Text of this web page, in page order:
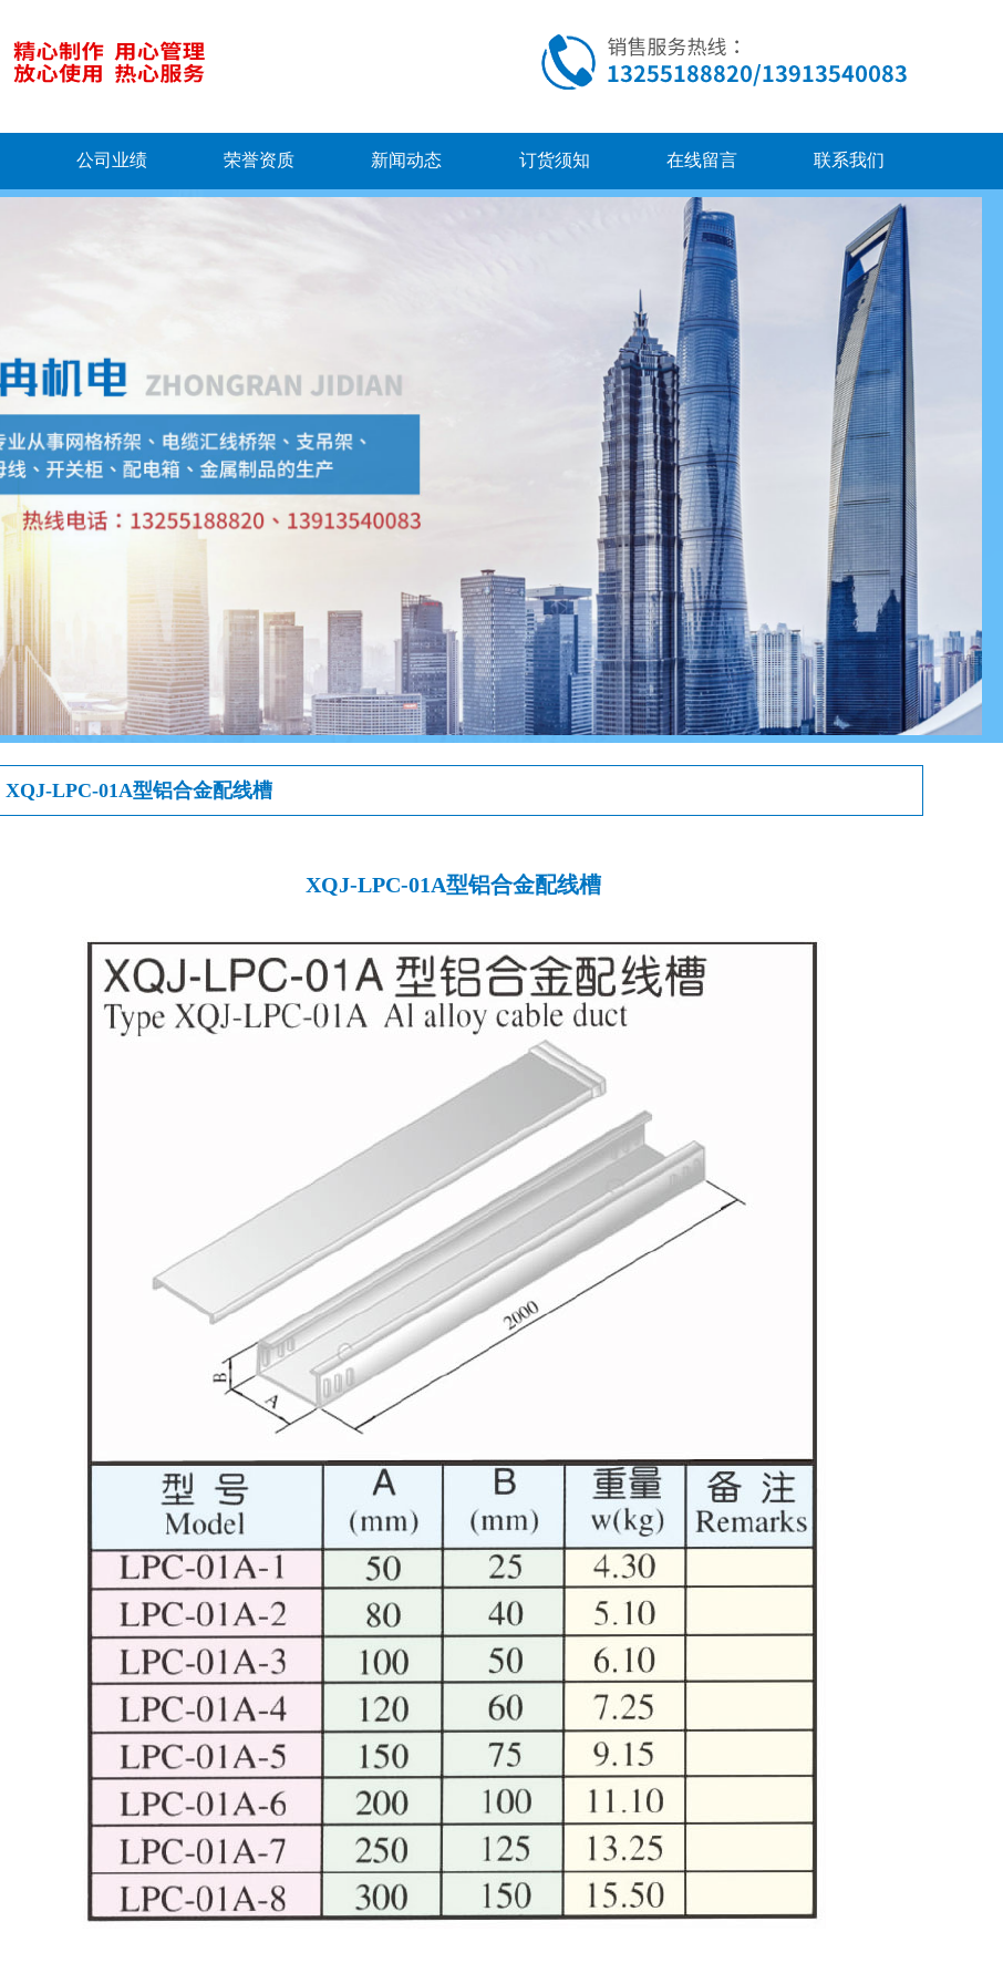
公司业绩 荣誉资质 新闻动态 订货须知 在线留言 联系我们
XQJ-LPC-01A型铝合金配线槽
XQJ-LPC-01A型铝合金配线槽